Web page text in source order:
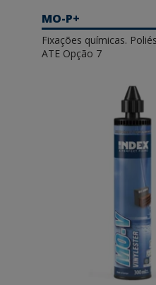
MO-P+
Fixações químicas.
ATE Opção 7